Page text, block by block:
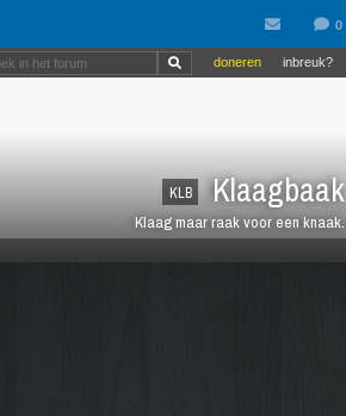
KLB Klaagbaak
Klaag maar raak voor een knaak.
inbreuk?
doneren